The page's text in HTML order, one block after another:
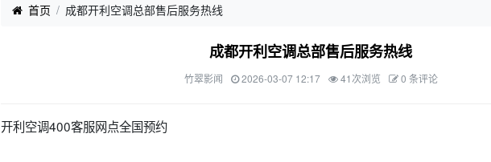
首页 成都开利空调总部售后服务热线
成都开利空调总部售后服务热线
竹翠影闻 2026-03-07 12:17 41次浏览 0 条评论
开利空调400客服网点全国预约